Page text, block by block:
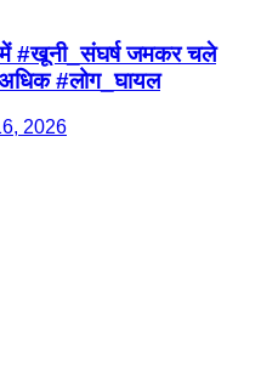
में #खूनी_संघर्ष जमकर चले
#लोग_घायल
2026